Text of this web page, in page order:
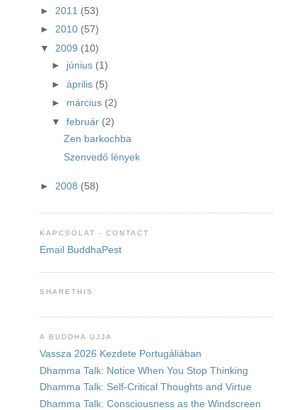
► 2011 (53)
► 2010 (57)
▼ 2009 (10)
► június (1)
► április (5)
► március (2)
▼ február (2)
Zen barkochba
Szenvedő lények
► 2008 (58)
KAPCSOLAT - CONTACT
Email BuddhaPest
SHARETHIS
A BUDDHA UJJA
Vassza 2026 Kezdete Portugáliában
Dhamma Talk: Notice When You Stop Thinking
Dhamma Talk: Self-Critical Thoughts and Virtue
Dhamma Talk: Consciousness as the Windscreen